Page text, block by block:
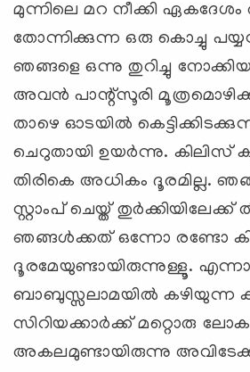
മുന്നിലെ മറ നീക്കി
തോന്നിക്കുന്ന ഒരു കൊച്ചു
ഞങ്ങളെ ഒന്നു തുറിച്ചു
അവന്‍ പാന്റ്‌സൂരി
താഴെ ഓടയില്‍
ചെറുതായി ഉയര്‍ന്നു. കിലിസ്
തിരികെ അധികം ദൂരമില്ല.
സ്റ്റാംപ് ചെയ്ത് തുര്‍ക്കിയിലേക്ക്
ഞങ്ങള്‍ക്കത് ഒന്നോ രണ്ടോ
ദൂരമേയുണ്ടായിരുന്നുള്ളൂ.
ബാബുസ്സലാമയില്‍ കഴിയുന്ന
സിറിയക്കാര്‍ക്ക് മറ്റൊരു
അകലമുണ്ടായിരുന്നു